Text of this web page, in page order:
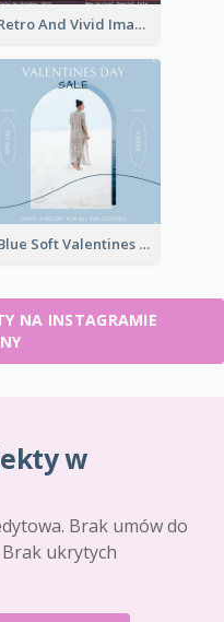
Retro And Vivid Image Instagram Post Design Idea
Blue Soft Valentines Day Limited Sale Instagram Post
NA INSTAGRAMIE
w
Brak umów do
ukrytych